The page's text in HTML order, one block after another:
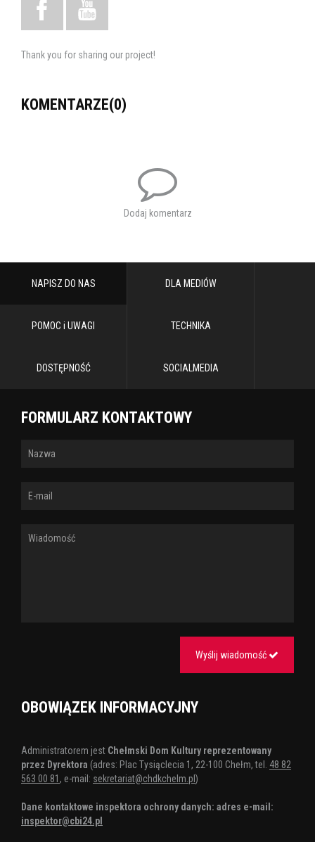
Thank you for sharing our project!
KOMENTARZE(0)
Dodaj komentarz
NAPISZ DO NAS DLA MEDIÓW
POMOC i UWAGI TECHNIKA
DOSTĘPNOŚĆ SOCIALMEDIA
FORMULARZ KONTAKTOWY
Wyślij wiadomość
OBOWIĄZEK INFORMACYJNY
Administratorem jest Chełmski Dom Kultury reprezentowany
przez Dyrektora (adres: Plac Tysiąclecia 1, 22-100 Chełm, tel. 48 82
563 00 81 , e-mail: sekretariat@chdkchelm.pl )
Dane kontaktowe inspektora ochrony danych: adres e-mail:
inspektor@cbi24.pl